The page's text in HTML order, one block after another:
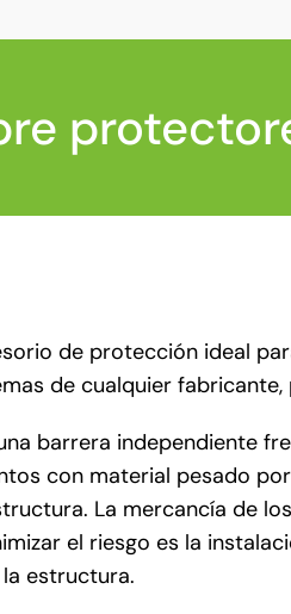
de protección ideal
de cualquier
barrera independiente
con material pesado
La mercancía de
el riesgo es la
estructura.